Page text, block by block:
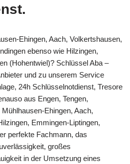
Ehingen, Aach, Volkertshausen,
ebenso wie Hilzingen,
(Hohentwiel)? Schlüssel Aba –
und zu unserem Service
24h Schlüsselnotdienst, Tresore
aus Engen, Tengen,
Ehingen, Aach,
Emmingen-Liptingen,
perfekte Fachmann, das
großes
in der Umsetzung eines